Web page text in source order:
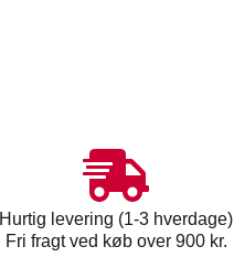
Hurtig levering (1-3 hverdage)
Fri fragt ved køb over 900 kr.